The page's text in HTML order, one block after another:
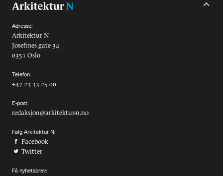
Adresse:
Arkitektur N
Josefines gate 34
0351 Oslo
Telefon:
+47 23 33 25 00
E-post:
redaksjon@arkitektur-n.no
Følg Arkitektur N:
Facebook
Twitter
Få nyhetsbrev: